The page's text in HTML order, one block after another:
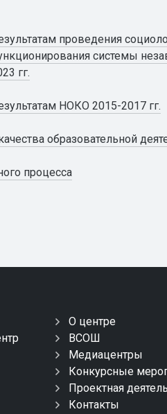
проведения
системы
гг.
НОКО 2015-2017 гг.
образовательной
процесса
О центре
ВСОШ
Медиацентры
Конкурсные
Проектная
Контакты